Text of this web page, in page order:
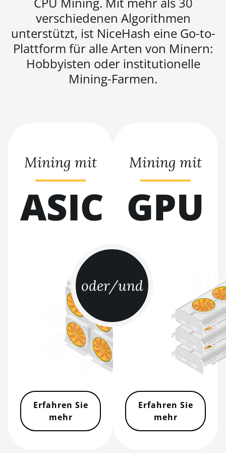
BITMAIN AntMiner S9i
BITMAIN AntMiner S9j
BITMAIN AntMiner S9k
BITMAIN AntMiner T15
BITMAIN AntMiner T17
BITMAIN AntMiner Z11
BITMAIN AntMiner Z11e
BITMAIN AntMiner Z11j
BITMAIN AntMiner Z15
BITMAIN AntMiner Z15e
BITMAIN AntMiner Z15j
BITMAIN Antminer S19 Hyd. (152Th)
BITMAIN Antminer S19 Hydro (158Th)
BITMAIN Antminer S19 XP Hyd (255Th)
BITMAIN Antminer S19j (100TH)
BITMAIN Antminer S19j (90Th)
BITMAIN Antminer S19j Pro (96Th)
BITMAIN Antminer S19j XP (151TH)
BITMAIN Antminer S19k Pro (120Th)
verschiedenen Algorithmen
unterstützt, ist NiceHash eine Go-to-
Plattform für alle Arten von Minern:
Hobbyisten oder institutionelle
Mining-Farmen.
oder/und
Mining mit
ASIC
Erfahren Sie
mehr
Mining mit
GPU
Erfahren Sie
mehr